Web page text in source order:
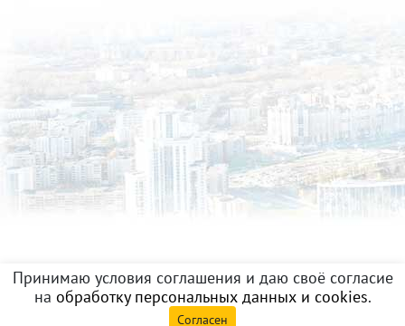
Принимаю условия соглашения и даю своё согласие
на обработку персональных данных и cookies.
Согласен